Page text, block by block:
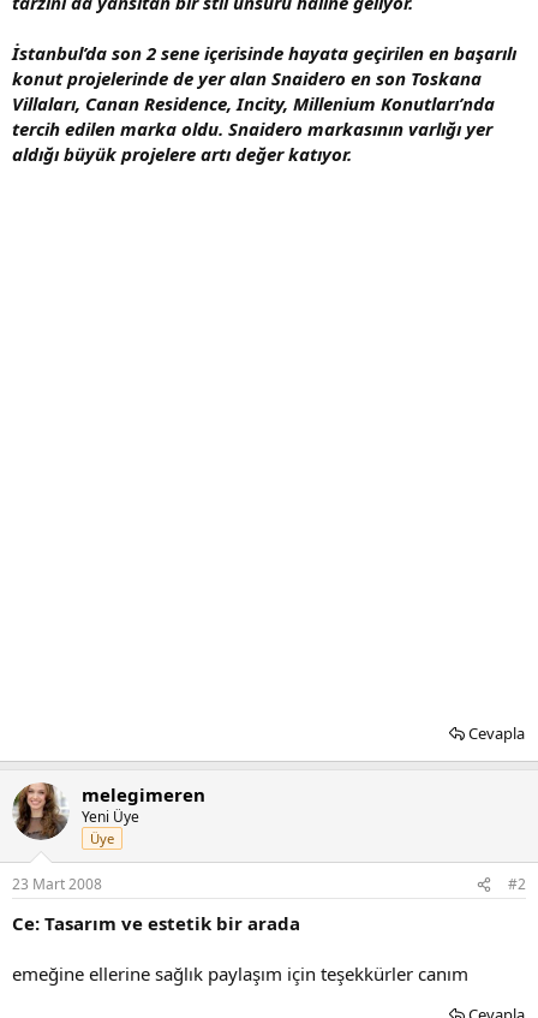
İstanbul’da son 2 sene içerisinde hayata geçirilen en başarılı
konut projelerinde de yer alan Snaidero en son Toskana
Villaları, Canan Residence, Incity, Millenium Konutları’nda
tercih edilen marka oldu. Snaidero markasının varlığı yer
aldığı büyük projelere artı değer katıyor.
Cevapla
melegimeren
Yeni Üye
Üye
23 Mart 2008 #2
Ce: Tasarım ve estetik bir arada
emeğine ellerine sağlık paylaşım için teşekkürler canım